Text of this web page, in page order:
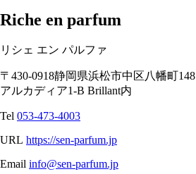
Riche en parfum
リシェ エン パルファ
〒 430-0918静岡県浜松市中区八幡町148
アルカディア1-B Brillant内
Tel 053-473-4003
URL https://sen-parfum.jp
Email info@sen-parfum.jp